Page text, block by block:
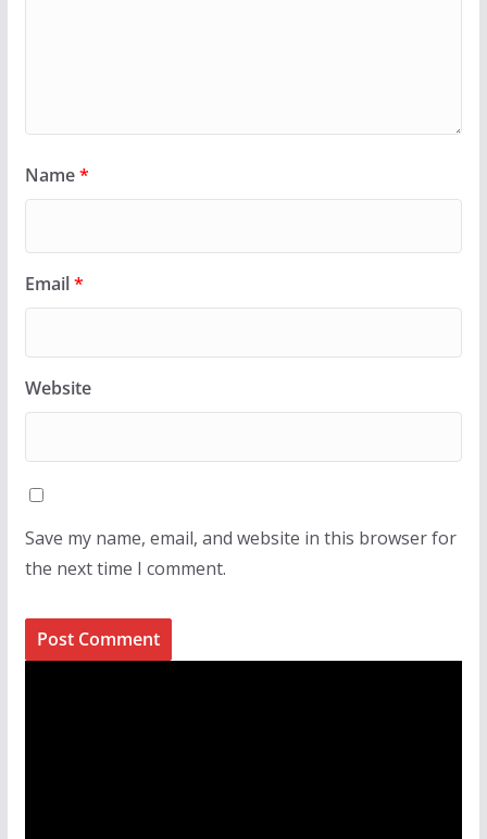
Name*
Email*
Website
Save my name, email, and website in this browser for
the next time I comment.